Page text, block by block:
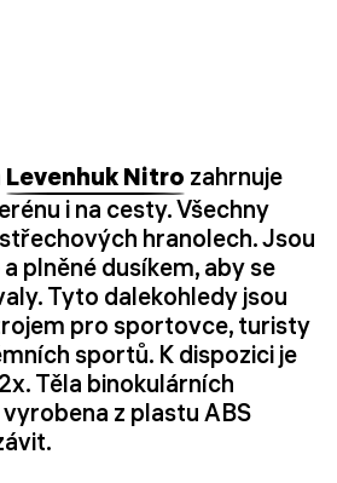
Levenhuk Nitro zahrnuje
i na cesty. Všechny
hranolech. Jsou
plněné dusíkem, aby se
Tyto dalekohledy jsou
pro sportovce, turisty
sportů. K dispozici je
Těla binokulárních
z plastu ABS